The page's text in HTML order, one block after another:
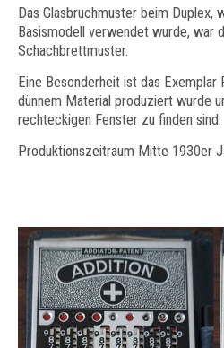
Das Glasbruchmuster beim Duplex,
Basismodell verwendet wurde, war
Schachbrettmuster.
Eine Besonderheit ist das Exemplar
dünnem Material produziert wurde
rechteckigen Fenster zu finden sind.
Produktionszeitraum Mitte 1930er